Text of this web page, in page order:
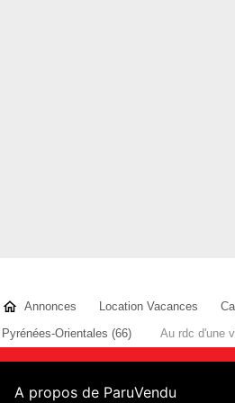
Annonces Location Vacances
Pyrénées-Orientales (66)
Au rdc d'une
A propos de ParuVendu